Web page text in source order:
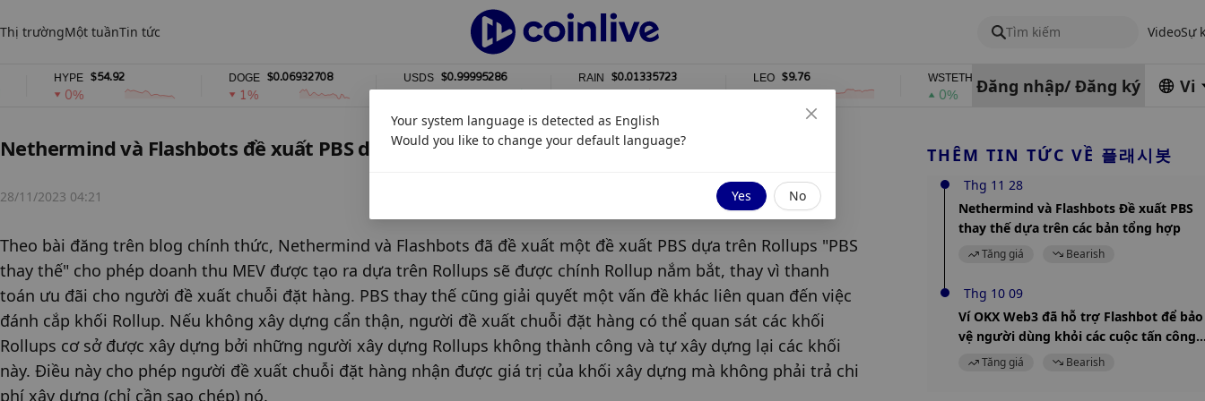
Thị trườngMột tuầnTin tức Tìm kiếm VideoSự
HYPE $54.92
0%
DOGE $0.06932708
1%
USDS $0.99995286
0%
$0.01335723
1%
$9.76
0%
WSTETH $2,378.84
0%
DEL $0.76762686
1%
Đăng nhập/ Đăng ký Vi
Nethermind và Flashbots đề xuất PBS dựa trên Rollups
28/11/2023 04:21
Theo bài đăng trên blog chính thức, Nethermind và Flashbots đã đề xuất một đề xuất PBS dựa trên Rollups "PBS
thay thế" cho phép doanh thu MEV được tạo ra dựa trên Rollups sẽ được chính Rollup nắm bắt, thay vì thanh
toán ưu đãi cho người đề xuất chuỗi đặt hàng. PBS thay thế cũng giải quyết một vấn đề khác liên quan đến việc
đánh cắp khối Rollup. Nếu không xây dựng cẩn thận, người đề xuất chuỗi đặt hàng có thể quan sát các khối
Rollups cơ sở được xây dựng bởi những người xây dựng Rollups không thành công và tự xây dựng lại các khối
này. Điều này cho phép người đề xuất chuỗi đặt hàng nhận được giá trị của khối xây dựng mà không phải trả chi
phí xây dựng (chỉ cần sao chép) nó.
THÊM TIN TỨC VỀ 플래시봇
Thg 11 28
Nethermind và Flashbots Đề xuất PBS
thay thế dựa trên các bản tổng hợp
Tăng giá Bearish
Thg 10 09
Ví OKX Web3 đã hỗ trợ Flashbot để bảo
vệ người dùng khỏi các cuộc tấn công
MEVTăng giá Bearish
Your system language is detected as English
Would you like to change your default language?
Yes No